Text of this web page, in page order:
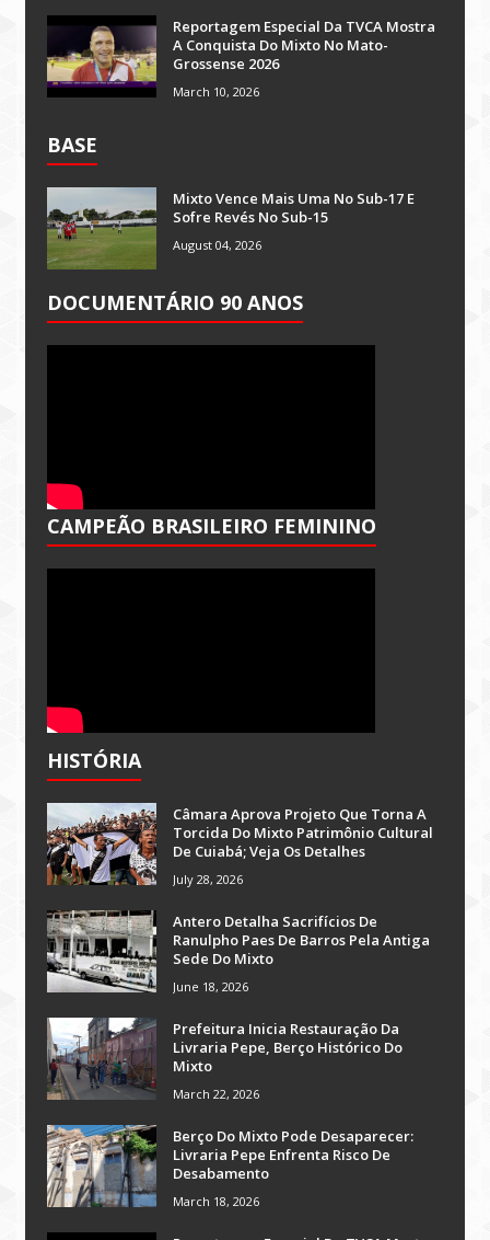
Reportagem Especial Da TVCA Mostra
A Conquista Do Mixto No Mato-
Grossense 2026
March 10, 2026
BASE
Mixto Vence Mais Uma No Sub-17 E
Sofre Revés No Sub-15
August 04, 2026
DOCUMENTÁRIO 90 ANOS
CAMPEÃO BRASILEIRO FEMININO
HISTÓRIA
Câmara Aprova Projeto Que Torna A
Torcida Do Mixto Patrimônio Cultural
De Cuiabá; Veja Os Detalhes
July 28, 2026
Antero Detalha Sacrifícios De
Ranulpho Paes De Barros Pela Antiga
Sede Do Mixto
June 18, 2026
Prefeitura Inicia Restauração Da
Livraria Pepe, Berço Histórico Do
Mixto
March 22, 2026
Berço Do Mixto Pode Desaparecer:
Livraria Pepe Enfrenta Risco De
Desabamento
March 18, 2026